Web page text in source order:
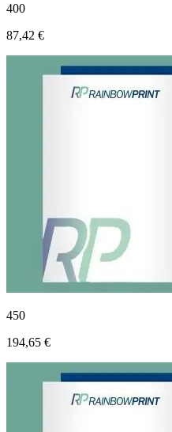
400
87,42 €
450
194,65 €